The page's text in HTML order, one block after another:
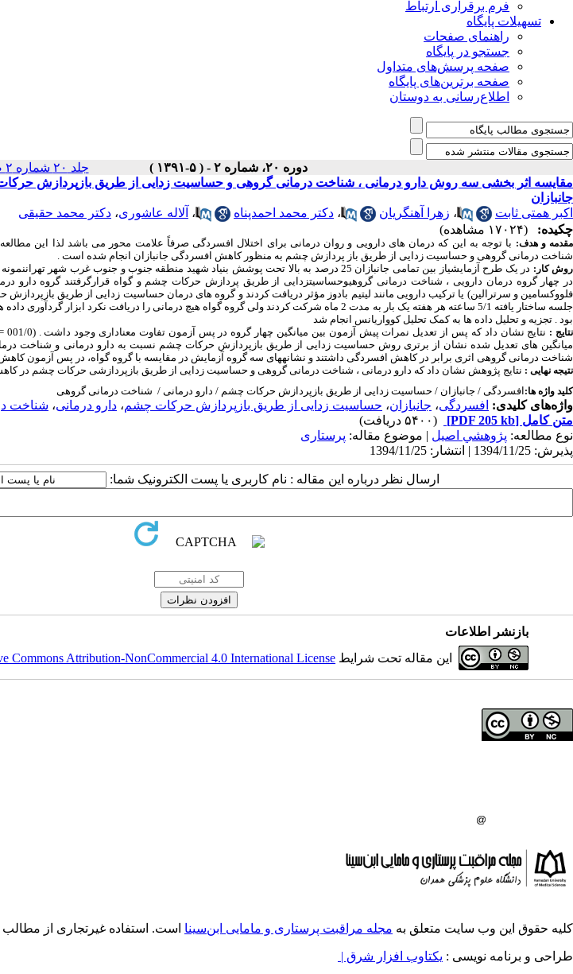
فرم برقراری ارتباط
تسهیلات پایگاه
راهنمای صفحات
جستجو در پایگاه
صفحه پرسش‌های متداول
صفحه برترین‌های پایگاه
اطلاع‌رسانی به دوستان
دوره ۲۰، شماره ۲ - ( ۵-۱۳۹۱ ) جلد ۲۰ شماره ۲ صفحات ۳۲-۲۲
مقایسه اثر بخشی سه روش دارو درمانی ، شناخت درمانی گروهی و حساسیت زدایی از طریق بازپردازش
جانبازان
اکبر همتی ثابت
، زهرا آهنگریان ، دکتر محمد احمدپناه ، آلاله عاشوری، دکتر محمد حقیقی
چکیده:
(۱۷۰۲۴ مشاهده)
مقدمه و هدف: با توجه به این که درمان های دارویی و روان درمانی برای اختلال افسردگی صرفاً علامت محور می باشد لذا این
شناخت درمانی گروهی و حساسیت زدایی از طریق باز پردازش چشم به منظور کاهش افسردگی جانبازان انجام شده است .
روش کار: در یک طرح آزمایشیاز بین تمامی جانبازان 25 درصد به بالا تحت پوشش بنیاد شهید منطقه جنوب و جنوب غرب شهر تهران نمونه
در چهار گروه درمان دارویی ، شناخت درمانی گروهیوحساسیتزدایی از طریق پردازش حرکات چشم و گواه قرارگرفتند گروه دارو
جلسه ساختار یافته 5/1 ساعته هر هفته یک بار به مدت 2 ماه شرکت کردند ولی گروه گواه هیچ درمانی را دریافت
بود . تجزیه و تحلیل داده ها به کمک تحلیل کوواریانس انجام شد
نتایج : نتایج نشان داد که پس از تعدیل نمرات پیش آزمون بین میانگین چهار گروه در پس آزمون تفاوت معناداری وجود داشت . (001/0 =
میانگین های تعدیل شده نشان از برتری روش حساسیت زدایی از طریق بازپردازش حرکات چشم نسبت به دارو درمانی و شناخت
شناخت درمانی گروهی اثری برابر در کاهش افسردگی داشتند و نشانه­های سه گروه آزمایش در مقایسه با گروه گواه، در پس آزمون
نتیجه نهایی : نتایج پژوهش نشان داد که دارو درمانی ، شناخت درمانی گروهی و حساسیت زدایی از طریق بازپردازشی حرکات چشم در
کلید واژه ها: افسردگی / جانبازان / حساسیت زدایی از طریق بازپردازش حرکات چشم / دارو درمانی / شناخت درمانی گروهی
واژه‌های کلیدی: افسردگی، جانبازان، حساسیت زدایی از طریق بازپردازش حرکات چشم، دارو درمانی، شناخت
متن کامل [PDF 205 kb]
(۵۴۰۰ دریافت)
نوع مطالعه: پژوهشي اصیل | موضوع مقاله: پرستاری
پذیرش: 1394/11/25 | انتشار: 1394/11/25
ارسال نظر درباره این مقاله : نام کاربری یا پست الکترونیک شما:
بازنشر اطلاعات
این مقاله تحت شرایط Commons Attribution-NonCommercial 4.0 International License
کلیه حقوق این وب سایت متعلق به مجله مراقبت پرستاری و مامایی ابن‌سینا است. استفاده غیرتجاری از
طراحی و برنامه نویسی : یکتاوب افزار شرق |